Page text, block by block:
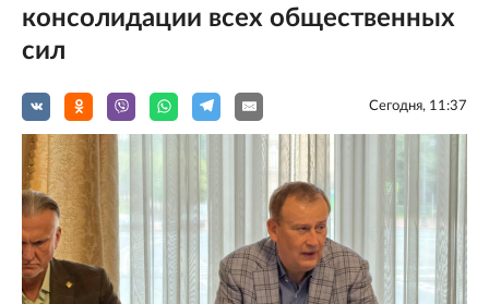
консолидации всех общественных
сил
Сегодня, 11:37